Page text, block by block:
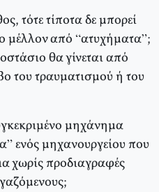
τότε τίποτα δε μπορεί
μέλλον από “ατυχήματα”;
θα γίνεται από
του τραυματισμού ή του
μηχάνημα
ενός μηχανουργείου που
χωρίς προδιαγραφές